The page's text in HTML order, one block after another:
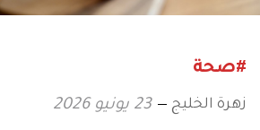
#صحة
زهرة الخليج 23 يونيو 2026